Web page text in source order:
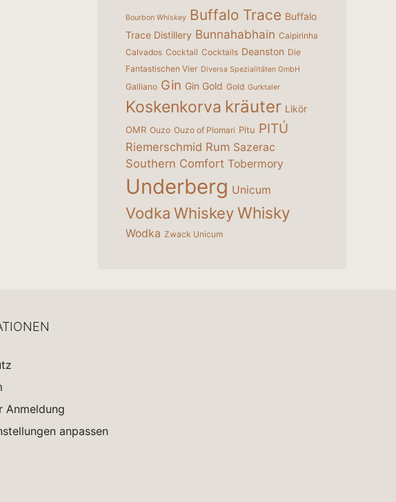
Bourbon Whiskey Buffalo Trace Buffalo
Trace Distillery Bunnahabhain Caipirinha
Calvados Cocktail Cocktails Deanston Die
Fantastischen Vier Diversa Spezialitäten GmbH
Galliano Gin Gin Gold Gold Gurktaler
Koskenkorva kräuter Likör
OMR Ouzo Ouzo of Plomari Pitu PITÚ
Riemerschmid Rum Sazerac
Southern Comfort Tobermory
Underberg Unicum
Vodka WhiskeyWhisky
Wodka Zwack Unicum
Anmeldung
anpassen